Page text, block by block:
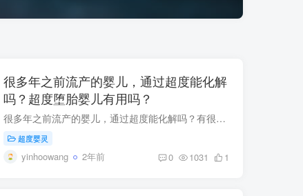
很多年之前流产的婴儿，通过超度能化解
吗？超度堕胎婴儿有用吗？
很多年之前流产的婴儿，通过超度能化解吗？有很多缘主过来咨询三悟道长，说，我大概十多年前流产了，那时候不懂事，现在进行超度还来得及吗？其实三悟道长也能够理解，年轻的时候，往往因为爱情...
超度婴灵
yinhoowang 2年前 0 1031 1